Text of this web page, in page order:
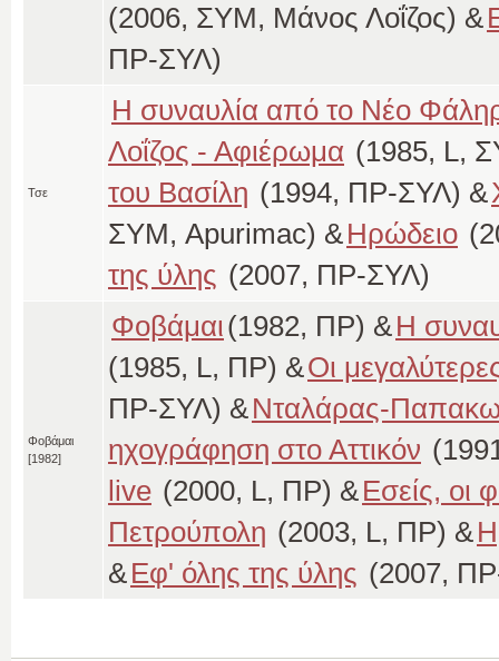
(2006, ΣΥΜ, Μάνος Λοΐζος) &
ΠΡ-ΣΥΛ)
Τσε
Η συναυλία από το Νέο
Λοΐζος - Αφιέρωμα (1985, L,
του Βασίλη (1994, ΠΡ-ΣΥΛ) &
ΣΥΜ, Apurimac) &Ηρώδειο
της ύλης (2007, ΠΡ-ΣΥΛ)
Φοβάμαι
[1982]
Φοβάμαι(1982, ΠΡ) &Η
(1985, L, ΠΡ) &Οι
ΠΡ-ΣΥΛ) &Νταλάρας-
ηχογράφηση στο Αττικόν
live (2000, L, ΠΡ) &Εσείς, οι
Πετρούπολη (2003, L, ΠΡ) &
&Εφ' όλης της ύλης (2007,